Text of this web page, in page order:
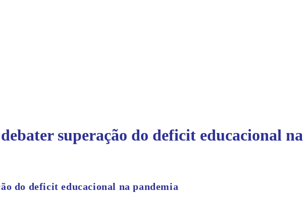
superação do deficit educacional
do deficit educacional na pandemia